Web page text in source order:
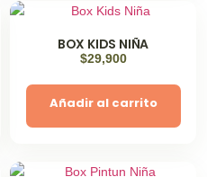
BOX KIDS NIÑA
$29,900
Añadir al carrito